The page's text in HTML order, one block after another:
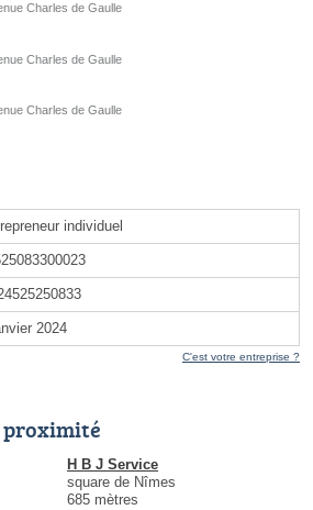
Charles de Gaulle
Charles de Gaulle
Charles de Gaulle
individuel
2024
C'est votre entreprise ?
proximité
H B J Service
square de Nîmes
685 mètres